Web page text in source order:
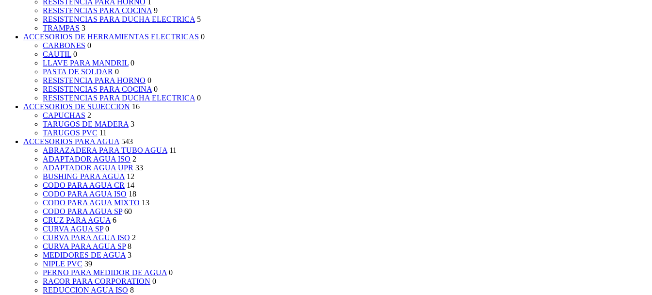
RESISTENCIA PARA HORNO 1
RESISTENCIAS PARA COCINA 9
RESISTENCIAS PARA DUCHA ELECTRICA 5
TRAMPAS 3
ACCESORIOS DE HERRAMIENTAS ELECTRICAS 0
CARBONES 0
CAUTIL 0
LLAVE PARA MANDRIL 0
PASTA DE SOLDAR 0
RESISTENCIA PARA HORNO 0
RESISTENCIAS PARA COCINA 0
RESISTENCIAS PARA DUCHA ELECTRICA 0
ACCESORIOS DE SUJECCION 16
CAPUCHAS 2
TARUGOS DE MADERA 3
TARUGOS PVC 11
ACCESORIOS PARA AGUA 543
ABRAZADERA PARA TUBO AGUA 11
ADAPTADOR AGUA ISO 2
ADAPTADOR AGUA UPR 33
BUSHING PARA AGUA 12
CODO PARA AGUA CR 14
CODO PARA AGUA ISO 18
CODO PARA AGUA MIXTO 13
CODO PARA AGUA SP 60
CRUZ PARA AGUA 6
CURVA AGUA SP 0
CURVA PARA AGUA ISO 2
CURVA PARA AGUA SP 8
MEDIDORES DE AGUA 3
NIPLE PVC 39
PERNO PARA MEDIDOR DE AGUA 0
RACOR PARA CORPORATION 0
REDUCCION AGUA ISO 8